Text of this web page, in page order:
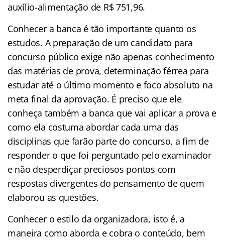
auxílio-alimentação de R$ 751,96.
Conhecer a banca é tão importante quanto os
estudos. A preparação de um candidato para
concurso público exige não apenas conhecimento
das matérias de prova, determinação férrea para
estudar até o último momento e foco absoluto na
meta final da aprovação. É preciso que ele
conheça também a banca que vai aplicar a prova e
como ela costuma abordar cada uma das
disciplinas que farão parte do concurso, a fim de
responder o que foi perguntado pelo examinador
e não desperdiçar preciosos pontos com
respostas divergentes do pensamento de quem
elaborou as questões.
Conhecer o estilo da organizadora, isto é, a
maneira como aborda e cobra o conteúdo, bem